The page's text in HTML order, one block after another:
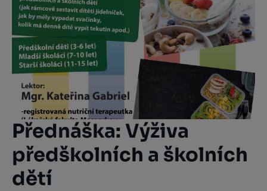
Přednáška: Výživa
předškolních a školních
dětí